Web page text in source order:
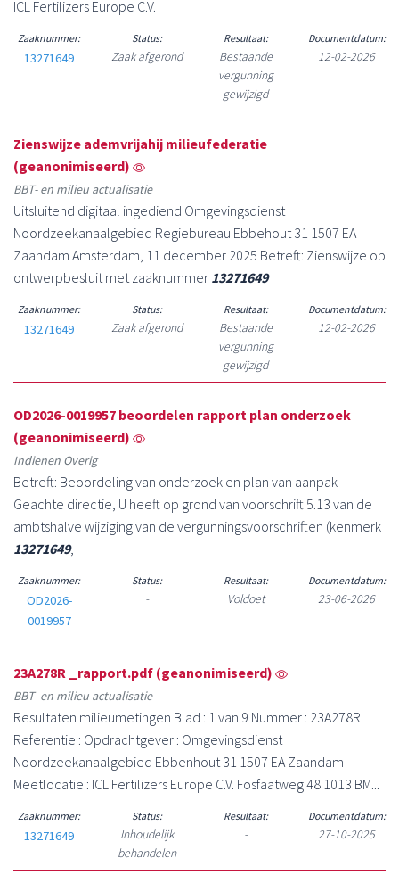
ICL Fertilizers Europe C.V.
Zaaknummer:
13271649
Status:
Zaak afgerond
Resultaat:
Bestaande
vergunning
gewijzigd
Documentdatum:
12-02-2026
Zienswijze ademvrijahij milieufederatie
(geanonimiseerd)
BBT- en milieu actualisatie
Uitsluitend digitaal ingediend Omgevingsdienst
Noordzeekanaalgebied Regiebureau Ebbehout 31 1507 EA
Zaandam Amsterdam, 11 december 2025 Betreft: Zienswijze op
ontwerpbesluit met zaaknummer 13271649
Zaaknummer:
13271649
Status:
Zaak afgerond
Resultaat:
Bestaande
vergunning
gewijzigd
Documentdatum:
12-02-2026
OD2026-0019957 beoordelen rapport plan onderzoek
(geanonimiseerd)
Indienen Overig
Betreft: Beoordeling van onderzoek en plan van aanpak
Geachte directie, U heeft op grond van voorschrift 5.13 van de
ambtshalve wijziging van de vergunningsvoorschriften (kenmerk
13271649,
Zaaknummer:
OD2026-
0019957
Status:
-
Resultaat:
Voldoet
Documentdatum:
23-06-2026
23A278R _rapport.pdf (geanonimiseerd)
BBT- en milieu actualisatie
Resultaten milieumetingen Blad : 1 van 9 Nummer : 23A278R
Referentie : Opdrachtgever : Omgevingsdienst
Noordzeekanaalgebied Ebbenhout 31 1507 EA Zaandam
Meetlocatie : ICL Fertilizers Europe C.V. Fosfaatweg 48 1013 BM...
Zaaknummer:
13271649
Status:
Inhoudelijk
behandelen
Resultaat:
-
Documentdatum:
27-10-2025